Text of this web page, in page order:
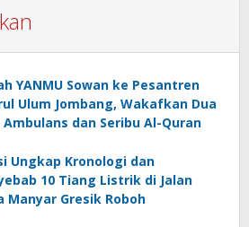
YANMU Sowan ke Pesantren
Ulum Jombang, Wakafkan Dua
Ambulans dan Seribu Al-Quran
Ungkap Kronologi dan
10 Tiang Listrik di Jalan
Manyar Gresik Roboh